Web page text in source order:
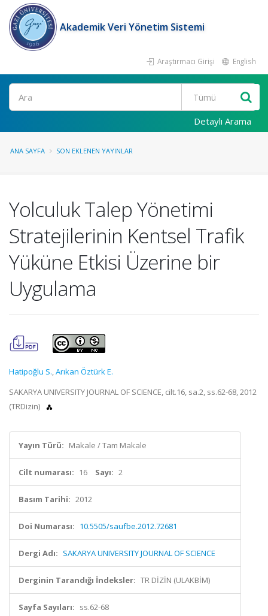
Akademik Veri Yönetim Sistemi
Araştırmacı Girişi English
Ara
Detaylı Arama
ANA SAYFA SON EKLENEN YAYINLAR
Yolculuk Talep Yönetimi
Stratejilerinin Kentsel Trafik
Yüküne Etkisi Üzerine bir
Uygulama
Hatipoğlu S.,Arıkan Öztürk E.
SAKARYA UNIVERSITY JOURNAL OF SCIENCE, cilt.16, sa.2, ss.62-68, 2012
(TRDizin)
Yayın Türü: Makale / Tam Makale
Cilt numarası: 16 Sayı: 2
Basım Tarihi: 2012
Doi Numarası: 10.5505/saufbe.2012.72681
Dergi Adı: SAKARYA UNIVERSITY JOURNAL OF SCIENCE
Derginin Tarandığı İndeksler: TR DİZİN (ULAKBİM)
Sayfa Sayıları: ss.62-68